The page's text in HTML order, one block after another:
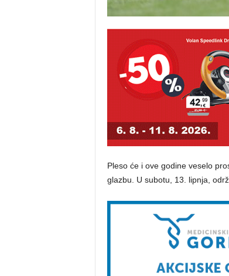
Pleso će i ove godine veselo
glazbu. U subotu, 13. lipnja,